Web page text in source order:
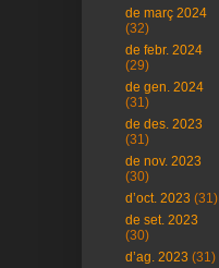
de març 2024
(32)
de febr. 2024
(29)
de gen. 2024
(31)
de des. 2023
(31)
de nov. 2023
(30)
d’oct. 2023 (31)
de set. 2023
(30)
d’ag. 2023 (31)